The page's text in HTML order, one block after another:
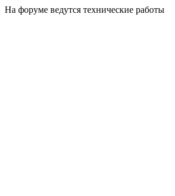
На форуме ведутся технические работы